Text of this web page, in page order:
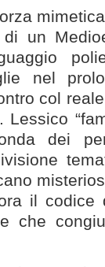
un
nel
col
dei
il
che